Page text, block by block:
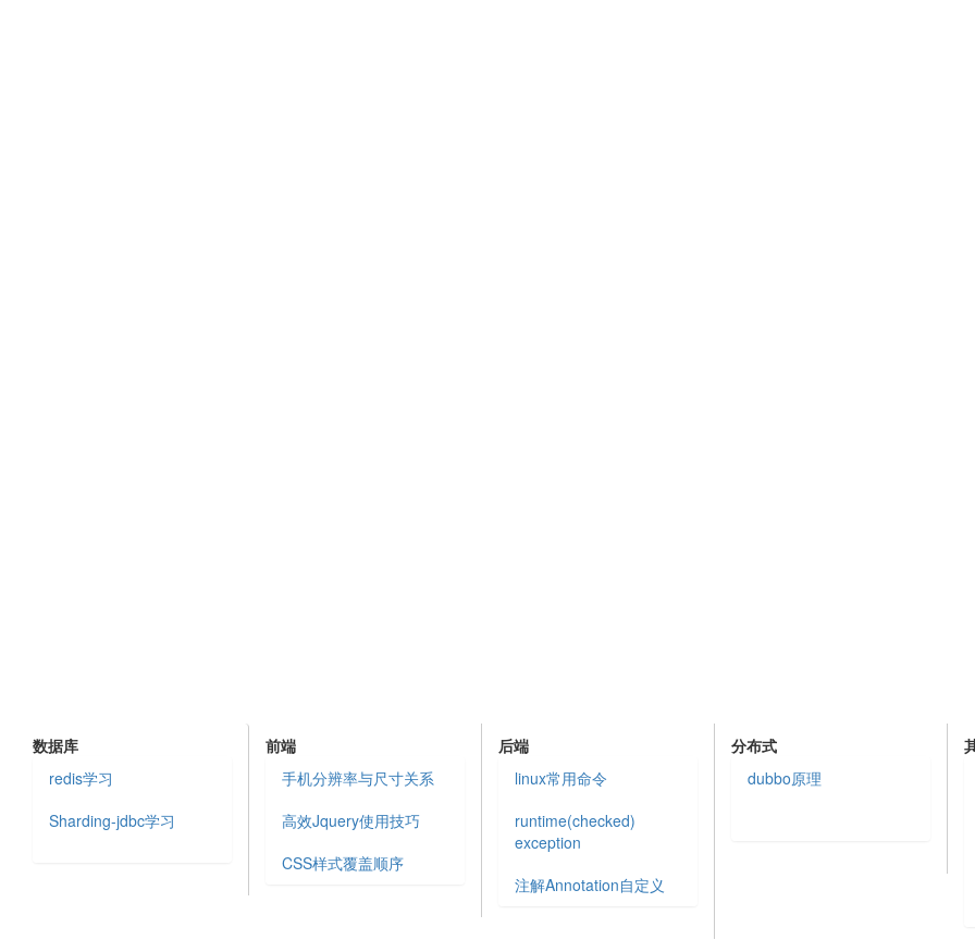
数据库
redis学习
Sharding-jdbc学习
前端
手机分辨率与尺寸关系
高效Jquery使用技巧
CSS样式覆盖顺序
后端
linux常用命令
runtime(checked)
exception
注解Annotation自定义
分布式
dubbo原理